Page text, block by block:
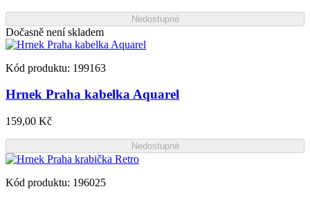
Nedostupné
Dočasně není skladem
Kód produktu: 199163
Hrnek Praha kabelka Aquarel
159,00 Kč
Nedostupné
Kód produktu: 196025